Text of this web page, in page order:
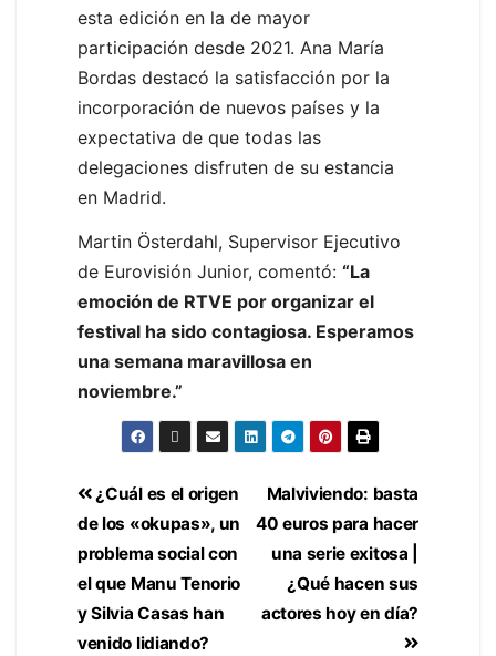
esta edición en la de mayor
participación desde 2021. Ana María
Bordas destacó la satisfacción por la
incorporación de nuevos países y la
expectativa de que todas las
delegaciones disfruten de su estancia
en Madrid.
Martin Österdahl, Supervisor Ejecutivo
de Eurovisión Junior, comentó: “La
emoción de RTVE por organizar el
festival ha sido contagiosa. Esperamos
una semana maravillosa en
noviembre.”
Malviviendo: basta
40 euros para hacer
una serie exitosa |
¿Qué hacen sus
actores hoy en día?
¿Cuál es el origen
de los «okupas», un
problema social con
el que Manu Tenorio
y Silvia Casas han
venido lidiando?